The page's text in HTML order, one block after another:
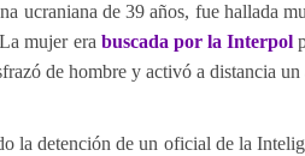
ucraniana de 39 años, fue hallada
mujer era buscada por la Interpol
de hombre y activó a distancia
la detención de un oficial de la